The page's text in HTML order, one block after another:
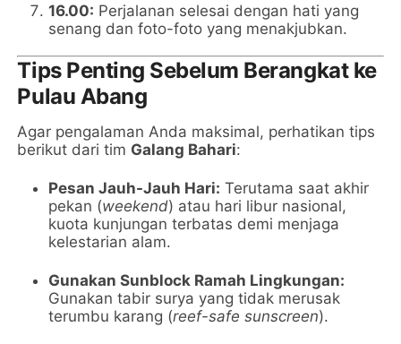
16.00: Perjalanan selesai dengan hati yang
senang dan foto-foto yang menakjubkan.
Tips Penting Sebelum Berangkat ke
Pulau Abang
Agar pengalaman Anda maksimal, perhatikan tips
berikut dari tim Galang Bahari:
Pesan Jauh-Jauh Hari: Terutama saat akhir
pekan (weekend) atau hari libur nasional,
kuota kunjungan terbatas demi menjaga
kelestarian alam.
Gunakan Sunblock Ramah Lingkungan:
Gunakan tabir surya yang tidak merusak
terumbu karang (reef-safe sunscreen).